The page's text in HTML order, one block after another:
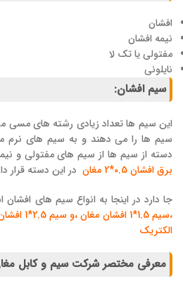
افشان
نیمه افشان
مفتولی یا تک لا
نایلونی
سیم افشان:
این سیم ها تعداد زیادی رشته های مسی
سیم ها را می دهند و به سیم های نرم
دسته از سیم ها از سیم های مفتولی و
برق افشان 0.5*2 مغان
در این دسته قرار
جا دارد در اینجا به انواع سیم های افشان
الکتریک
معرفی مختصر شرکت سیم و کابل